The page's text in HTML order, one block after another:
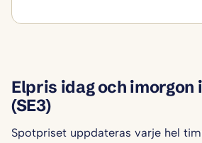
Elpris idag och imorgon
(SE3)
Spotpriset uppdateras varje hel